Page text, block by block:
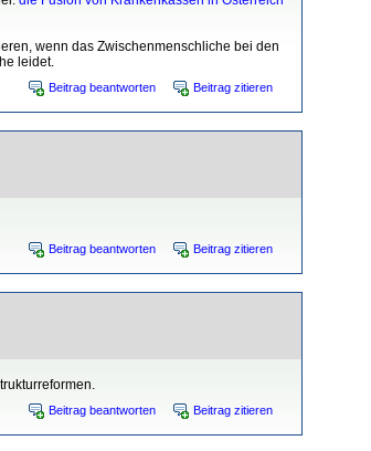
wenn das Zwischenmenschliche bei den
leidet.
Beitrag beantworten Beitrag zitieren
Beitrag beantworten Beitrag zitieren
Beitrag beantworten Beitrag zitieren